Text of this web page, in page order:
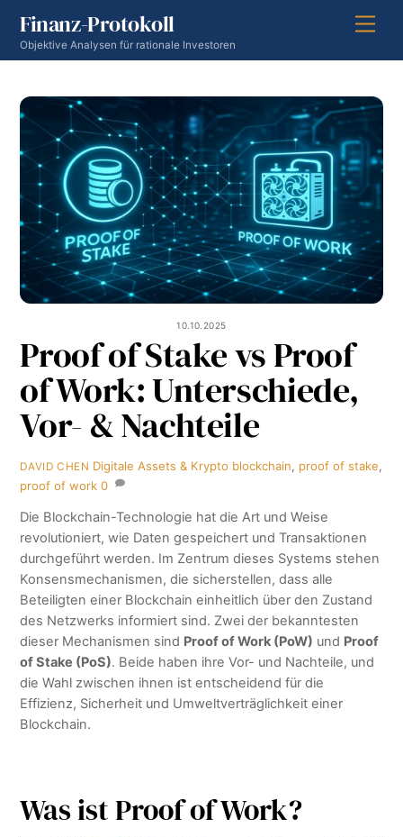
content
Finanz-Protokoll
Objektive Analysen für rationale Investoren
10.10.2025
Proof of Stake vs Proof
of Work: Unterschiede,
Vor- & Nachteile
DAVID CHEN Digitale Assets & Krypto blockchain, proof of stake,
proof of work 0
Die Blockchain-Technologie hat die Art und Weise
revolutioniert, wie Daten gespeichert und Transaktionen
durchgeführt werden. Im Zentrum dieses Systems stehen
Konsensmechanismen, die sicherstellen, dass alle
Beteiligten einer Blockchain einheitlich über den Zustand
des Netzwerks informiert sind. Zwei der bekanntesten
dieser Mechanismen sind Proof of Work (PoW) und Proof
of Stake (PoS). Beide haben ihre Vor- und Nachteile, und
die Wahl zwischen ihnen ist entscheidend für die
Effizienz, Sicherheit und Umweltverträglichkeit einer
Blockchain.
Was ist Proof of Work?